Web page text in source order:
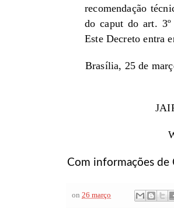
recomendação
do caput do art.
Este Decreto entra
Brasília, 25 de
Com informações de
on 26 março